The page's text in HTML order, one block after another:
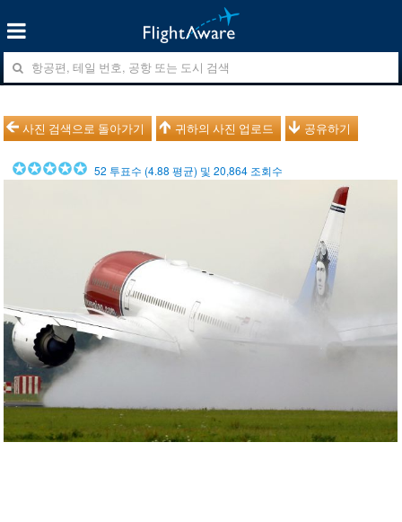
사진 검색으로 돌아가기 귀하의 사진 업로드 공유하기
52 투표수 (4.88 평균) 및20,864 조회수